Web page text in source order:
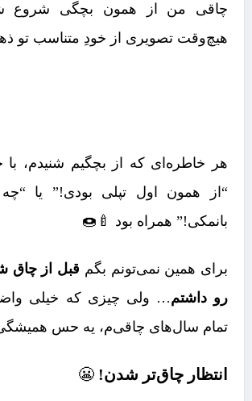
چاقی من از همون بچگی شروع
هیچ‌وقت تصویری از خودِ متناسب تو
هر خاطره‌ای که از بچگیم شنیدم، با
“از همون اول تپلی بودی!” یا
بانمکی!” همراه بود 🍼🍩
برای همین نمی‌تونم بگم قبل از چاق
رو داشتم… ولی چیزی که خیلی
تمام سال‌های چاقی‌م، یه حس همیشگی
انتظار چاق‌تر شدن! 😬